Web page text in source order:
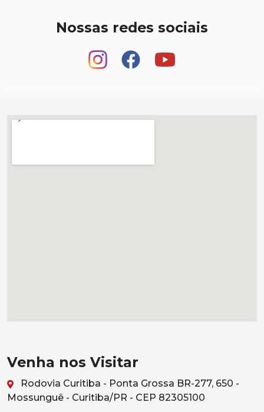
Nossas redes sociais
Venha nos Visitar
Rodovia Curitiba - Ponta Grossa BR-277, 650 -
Mossunguê - Curitiba/PR - CEP 82305100